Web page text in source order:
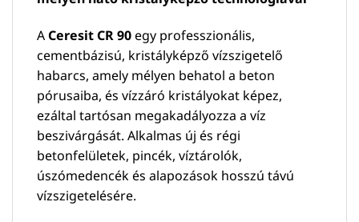
ACeresit CR 90egy professzionális,
cementbázisú, kristályképző vízszigetelő
habarcs, amely mélyen behatol a beton
pórusaiba, és vízzáró kristályokat képez,
ezáltal tartósan megakadályozza a víz
beszivárgását. Alkalmas új és régi
betonfelületek, pincék, víztárolók,
úszómedencék és alapozások hosszú távú
vízszigetelésére.